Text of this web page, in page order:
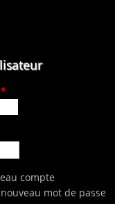
*
compte
mot de passe